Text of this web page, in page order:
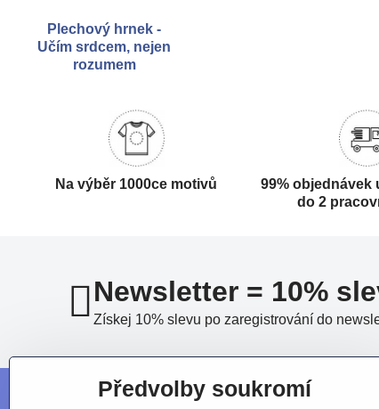
Plechový hrnek -
Učím srdcem, nejen
rozumem
Na výběr 1000ce motivů
99% objednávek
do 2
Newsletter = 10%
Získej 10% slevu po zaregistrování do
Předvolby soukromí